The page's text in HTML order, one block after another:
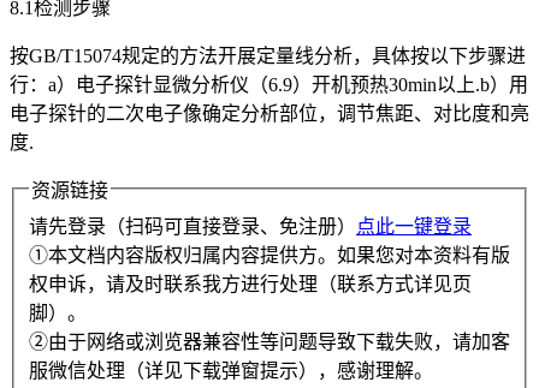
8.1检测步骤
按GB/T15074规定的方法开展定量线分析，具体按以下步骤进
行：a）电子探针显微分析仪（6.9）开机预热30min以上.b）用
电子探针的二次电子像确定分析部位，调节焦距、对比度和亮
度.
资源链接
请先登录（扫码可直接登录、免注册）
点此一键登录
①本文档内容版权归属内容提供方。如果您对本资料有版
权申诉，请及时联系我方进行处理（联系方式详见页
脚）。
②由于网络或浏览器兼容性等问题导致下载失败，请加客
服微信处理（详见下载弹窗提示），感谢理解。